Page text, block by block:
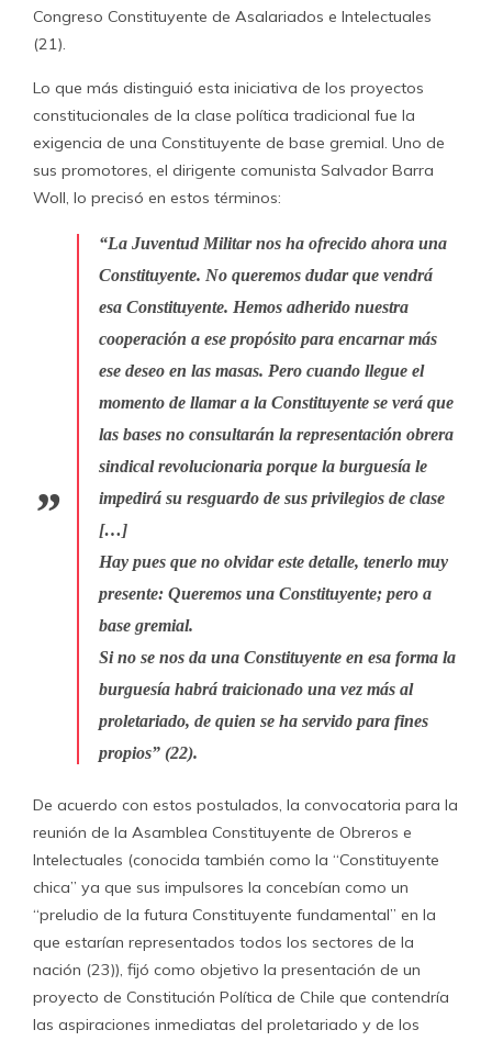
Congreso Constituyente de Asalariados e Intelectuales
(21).
Lo que más distinguió esta iniciativa de los proyectos
constitucionales de la clase política tradicional fue la
exigencia de una Constituyente de base gremial. Uno de
sus promotores, el dirigente comunista Salvador Barra
Woll, lo precisó en estos términos:
“La Juventud Militar nos ha ofrecido ahora una
Constituyente. No queremos dudar que vendrá
esa Constituyente. Hemos adherido nuestra
cooperación a ese propósito para encarnar más
ese deseo en las masas. Pero cuando llegue el
momento de llamar a la Constituyente se verá que
las bases no consultarán la representación obrera
sindical revolucionaria porque la burguesía le
impedirá su resguardo de sus privilegios de clase
[…]
Hay pues que no olvidar este detalle, tenerlo muy
presente: Queremos una Constituyente; pero a
base gremial.
Si no se nos da una Constituyente en esa forma la
burguesía habrá traicionado una vez más al
proletariado, de quien se ha servido para fines
propios” (22).
De acuerdo con estos postulados, la convocatoria para la
reunión de la Asamblea Constituyente de Obreros e
Intelectuales (conocida también como la “Constituyente
chica” ya que sus impulsores la concebían como un
“preludio de la futura Constituyente fundamental” en la
que estarían representados todos los sectores de la
nación (23)), fijó como objetivo la presentación de un
proyecto de Constitución Política de Chile que contendría
las aspiraciones inmediatas del proletariado y de los